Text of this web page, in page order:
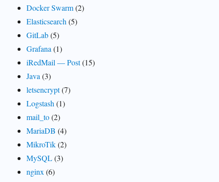
Docker Swarm(2)
Elasticsearch (5)
GitLab(5)
Grafana (1)
iRedMail — Post(15)
Java (3)
letsencrypt(7)
Logstash (1)
mail_to(2)
MariaDB (4)
MikroTik(2)
MySQL(3)
nginx (6)